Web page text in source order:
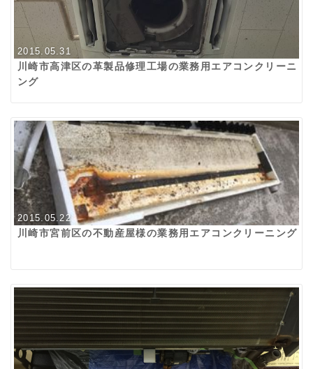
2015.05.31
川崎市高津区の革製品修理工場の業務用エアコンクリーニ
ング
2015.05.22
川崎市宮前区の不動産屋様の業務用エアコンクリーニング